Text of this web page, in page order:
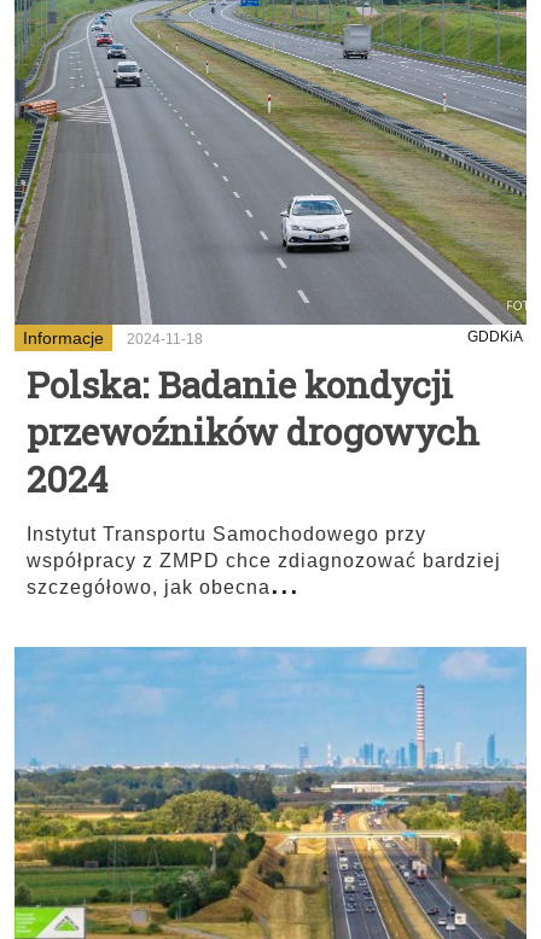
Informacje 2024-11-18 GDDKiA
Polska: Badanie kondycji
przewoźników drogowych
2024
Instytut Transportu Samochodowego przy
współpracy z ZMPD chce zdiagnozować bardziej
szczegółowo, jak obecna ...